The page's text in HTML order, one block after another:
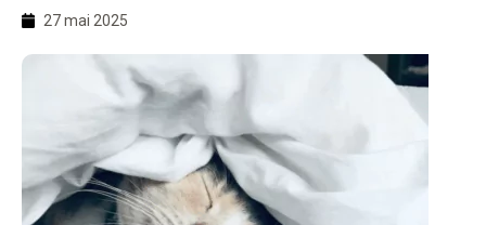
plus que vous ne pourriez l’imaginer! Sur cette page, vous
apprendrez: 1. Les chats peuvent-ils penser ? Les chats peuvent
absolument penser ! […]
27 mai 2025